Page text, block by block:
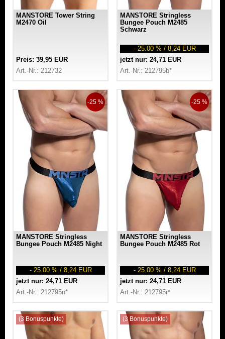
MANSTORE Tower String
M2470 Oil
Preis: 39,95 EUR
Art.-Nr.: 212732
MANSTORE Stringless
Bungee Pouch M2485
Schwarz
- 25.00 % / 8,24 EUR
jetzt nur: 24,71 EUR
Art.-Nr.: 212795b*
-25 %
MANSTORE Stringless
Bungee Pouch M2485 Night
- 25.00 % / 8,24 EUR
jetzt nur: 24,71 EUR
Art.-Nr.: 212795n*
-25 %
MANSTORE Stringless
Bungee Pouch M2485 Rot
- 25.00 % / 8,24 EUR
jetzt nur: 24,71 EUR
Art.-Nr.: 212795r*
(3 Bonuspunkte) (3 Bonuspunkte)